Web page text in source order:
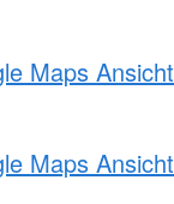
Maps Ansicht
Maps Ansicht